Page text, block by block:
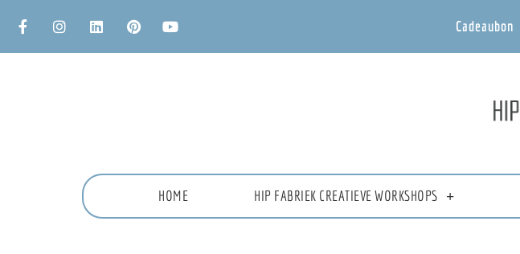
Cadeaubon
HOME HIP FABRIEK CREATIEVE WORKSHOPS